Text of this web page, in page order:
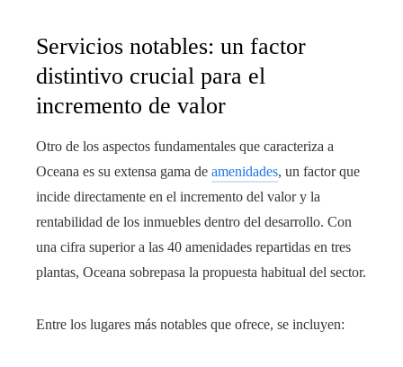
Servicios notables: un factor
distintivo crucial para el
incremento de valor
Otro de los aspectos fundamentales que caracteriza a
Oceana es su extensa gama de amenidades, un factor que
incide directamente en el incremento del valor y la
rentabilidad de los inmuebles dentro del desarrollo. Con
una cifra superior a las 40 amenidades repartidas en tres
plantas, Oceana sobrepasa la propuesta habitual del sector.
Entre los lugares más notables que ofrece, se incluyen: